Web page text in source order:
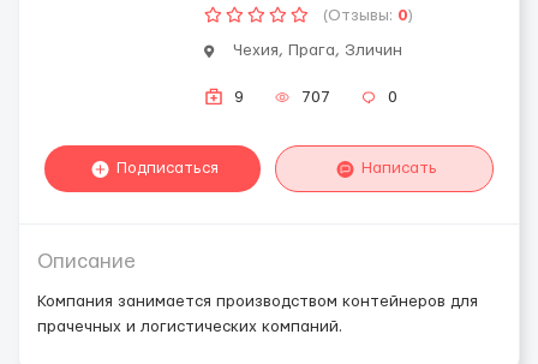
(Отзывы: 0)
Чехия, Прага, Зличин
9 707 0
Подписаться Написать
Описание
Компания занимается производством контейнеров для
прачечных и логистических компаний.